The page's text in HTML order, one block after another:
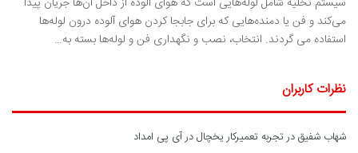
می‌کند و فن یا دمنده‌هایی که برای جابجا کردن هوای آلوده درون لوله‌ها
استفاده می گردند. انتخاب، نصب و نگهداری فن و لوله‌ها بسته به…
نظرات کاربران
شهاب شفیقدرتجربه تعمیرکار یخچال در آی پی امداد